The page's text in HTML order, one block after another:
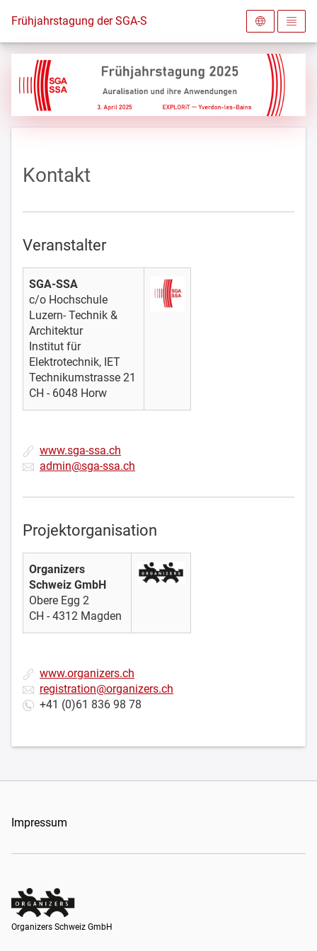
Zur Startseite
Frühjahrstagung der SGA-SSA 2025
Kontakt
Veranstalter
SGA-SSA
c/o Hochschule
Luzern- Technik &
Architektur
Institut für
Elektrotechnik, IET
Technikumstrasse 21
CH - 6048 Horw
www.sga-ssa.ch
admin@sga-ssa.ch
Projektorganisation
Organizers
Schweiz GmbH
Obere Egg 2
CH - 4312 Magden
www.organizers.ch
registration@organizers.ch
+41 (0)61 836 98 78
Impressum
Organizers Schweiz GmbH
Organizers Schweiz GmbH